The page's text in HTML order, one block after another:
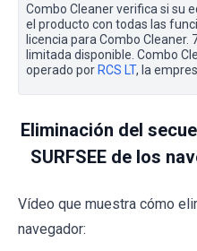
Combo Cleaner verifica si su
el producto con todas las
licencia para Combo Cleaner.
limitada disponible. Combo
operado por RCS LT, la
Eliminación del
SURFSEE de los
Vídeo que muestra cómo
navegador: